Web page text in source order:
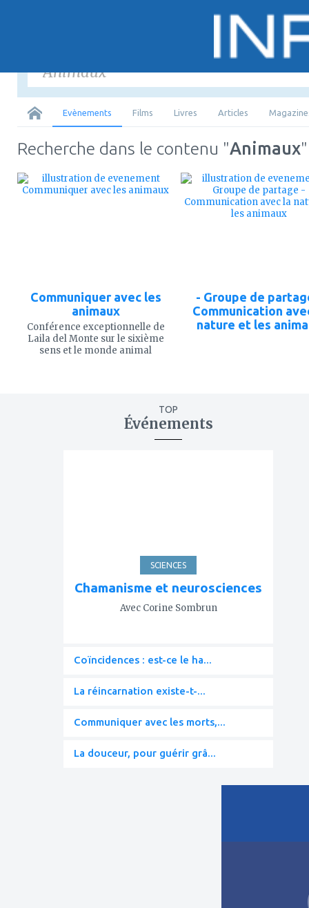
Saisirles
Evènements Films Livres Articles
Recherche dans le contenu "Animaux"
mes
Communiquer avec les
animaux
Conférence exceptionnelle de
Laila del Monte sur le sixième
sens et le monde animal
à
mes
favoris
- Groupe de
Communication
nature et les
TOP
Événements
SCIENCES
Chamanisme et neurosciences
Avec Corine Sombrun
Coïncidences : est-ce le ha...
La réincarnation existe-t-...
Communiquer avec les morts,...
La douceur, pour guérir grâ...